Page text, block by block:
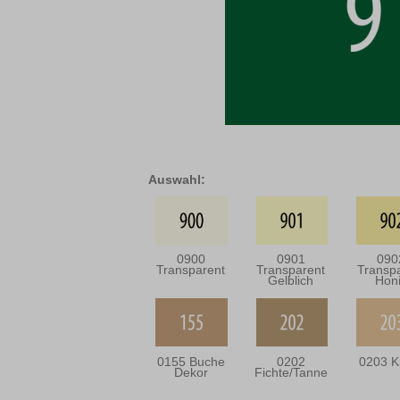
Auswahl:
0900
Transparent
0901
Transparent
Gelblich
0155 Buche
Dekor
0202
Fichte/Tanne
0203